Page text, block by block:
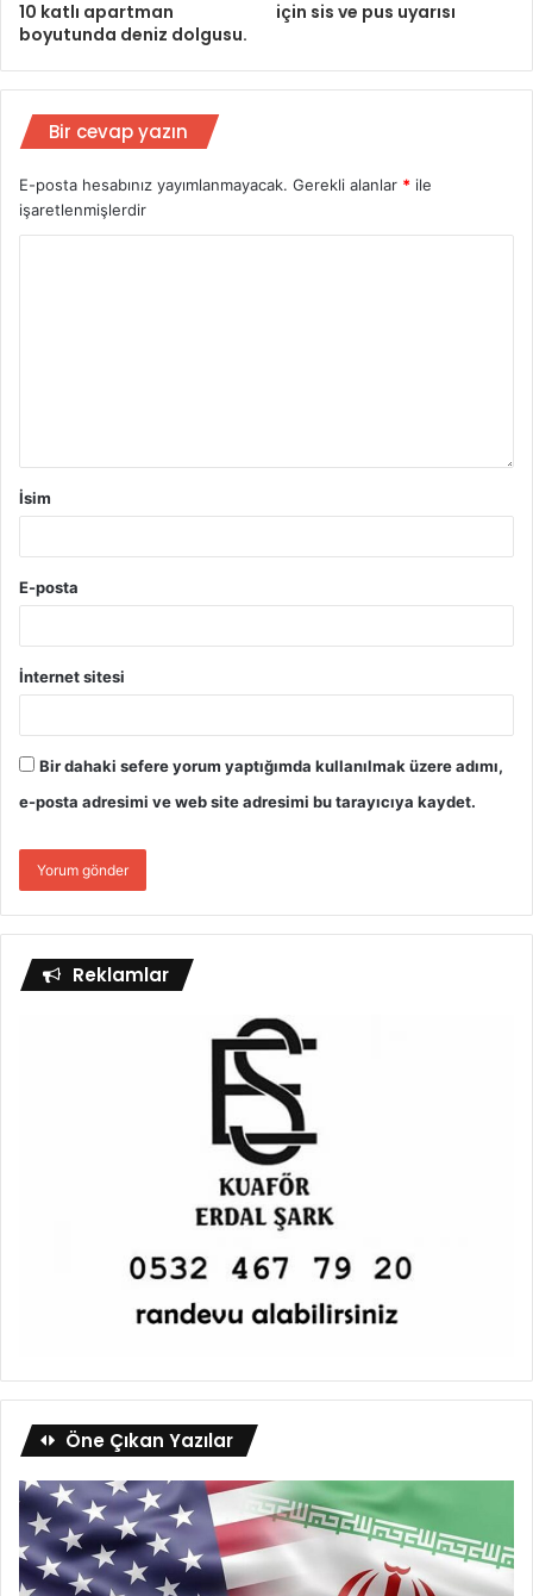
10 katlı apartman
boyutunda deniz dolgusu.
için sis ve pus uyarısı
Bir cevap yazın
E-posta hesabınız yayımlanmayacak. Gerekli alanlar * ile
işaretlenmişlerdir
İsim
E-posta
İnternet sitesi
Bir dahaki sefere yorum yaptığımda kullanılmak üzere adımı,
e-posta adresimi ve web site adresimi bu tarayıcıya kaydet.
Reklamlar
Öne Çıkan Yazılar